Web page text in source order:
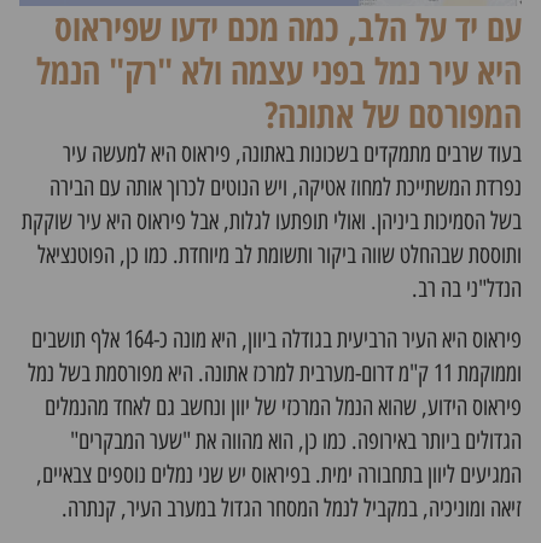
עם יד על הלב, כמה מכם ידעו שפיראוס
היא עיר נמל בפני עצמה ולא "רק" הנמל
המפורסם של אתונה?
בעוד שרבים מתמקדים בשכונות באתונה, פיראוס היא למעשה עיר
נפרדת המשתייכת למחוז אטיקה, ויש הנוטים לכרוך אותה עם הבירה
בשל הסמיכות ביניהן. ואולי תופתעו לגלות, אבל פיראוס היא עיר שוקקת
ותוססת שבהחלט שווה ביקור ותשומת לב מיוחדת. כמו כן, הפוטנציאל
הנדל"ני בה רב.
פיראוס היא העיר הרביעית בגודלה ביוון, היא מונה כ-164 אלף תושבים
וממוקמת 11 ק"מ דרום-מערבית למרכז אתונה. היא מפורסמת בשל נמל
פיראוס הידוע, שהוא הנמל המרכזי של יוון ונחשב גם לאחד מהנמלים
הגדולים ביותר באירופה. כמו כן, הוא מהווה את "שער המבקרים"
המגיעים ליוון בתחבורה ימית. בפיראוס יש שני נמלים נוספים צבאיים,
זיאה ומוניכיה, במקביל לנמל המסחר הגדול במערב העיר, קנתרה.